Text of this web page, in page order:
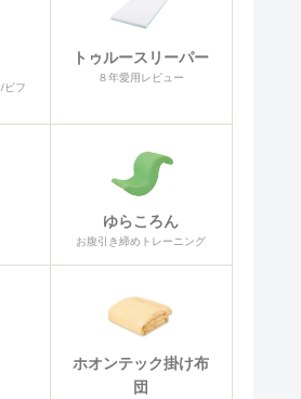
ビフ
トゥルースリーパー
８年愛用レビュー
ゆらころん
お腹引き締めトレーニング
ホオンテック掛け布
団